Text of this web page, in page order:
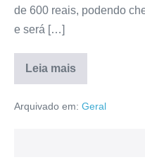
de 600 reais, podendo
e será […]
Leia mais
Arquivado em: Geral